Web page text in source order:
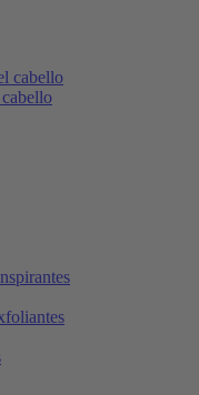
cabello